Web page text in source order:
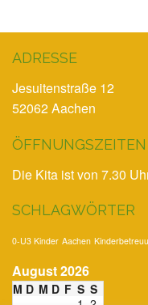
ADRESSE
Jesuitenstraße 12
52062 Aachen
ÖFFNUNGSZEITEN
Die Kita ist von 7.30
SCHLAGWÖRTER
0-U3 Kinder Aachen
August 2026
M D M D F S S